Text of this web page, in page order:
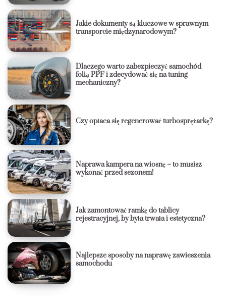
Jakie dokumenty są kluczowe w sprawnym
transporcie międzynarodowym?
Dlaczego warto zabezpieczyć samochód
folią PPF i zdecydować się na tuning
mechaniczny?
Czy opłaca się regenerować turbosprężarkę?
Naprawa kampera na wiosnę – to musisz
wykonać przed sezonem!
Jak zamontować ramkę do tablicy
rejestracyjnej, by była trwała i estetyczna?
Najlepsze sposoby na naprawę zawieszenia
samochodu